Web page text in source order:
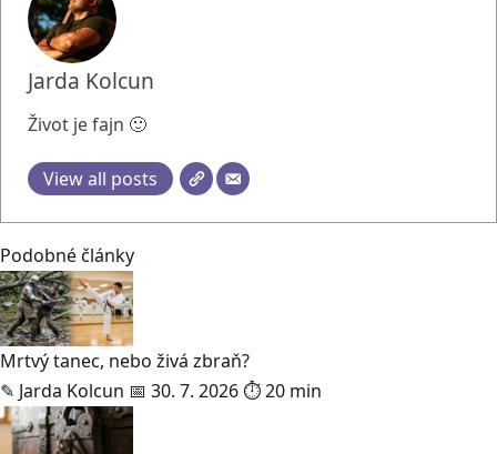
Jarda Kolcun
Život je fajn 🙂
View all posts
Podobné články
Mrtvý tanec, nebo živá zbraň?
✎ Jarda Kolcun 📅 30. 7. 2026⏱ 20 min